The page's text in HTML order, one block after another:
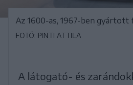
Az 1600-as, 1967-ben gyártott
FOTÓ: PINTI ATTILA
A látogató- és